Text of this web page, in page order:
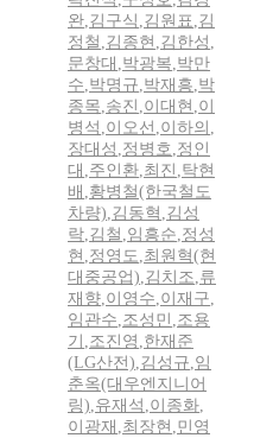
완,김구식 ,김원표,김
정철 ,김종현 ,김한성 ,
문창대 ,박광복,박만
수,박명규,박재흥,박
종목,송진 ,이대현 ,이
병석 ,이오선 ,이하의 ,
장대성 ,정병호,정인
대 ,주인환,최진 ,탁현
배 ,황병철(한국철도
차량),김동혁 ,김성
락,김철 ,임흥순,정성
현 ,정영도,최원혁(현
대중공업),김치조,류
재향,이영수,이재구,
임관수,조성민 ,조용
기 ,조진영 ,한재준
(LG산전),김성규,임
춘옥(대우엔지니어
링),유재석 ,이종화,
이광재 ,최장현 ,민영